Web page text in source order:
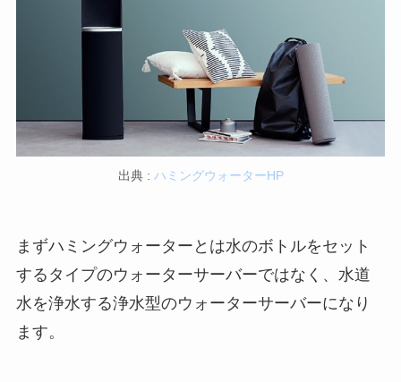
出典 : ハミングウォーターHP
まずハミングウォーターとは水のボトルをセット
するタイプのウォーターサーバーではなく、水道
水を浄水する浄水型のウォーターサーバーになり
ます。